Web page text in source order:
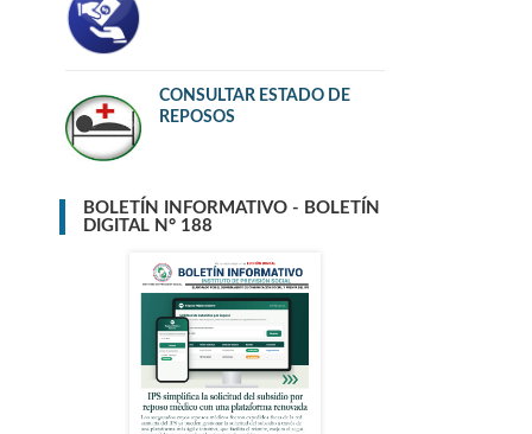
CONSULTAR ESTADO DE
REPOSOS
BOLETÍN INFORMATIVO - BOLETÍN
DIGITAL N° 188